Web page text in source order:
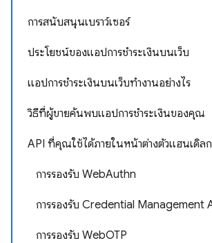
การสนับสนุนเบราว์เซอร์
ประโยชน์ของแอปการชำระเงินบนเว็บ
แอปการชำระเงินบนเว็บทำงานอย่างไร
วิธีที่ผู้ขายค้นพบแอปการชำระเงินของคุณ
API ที่คุณใช้ได้ภายในหน้าต่างตัวแฮนเดิลก
การรองรับ WebAuthn
การรองรับ Credential Management
การรองรับ WebOTP